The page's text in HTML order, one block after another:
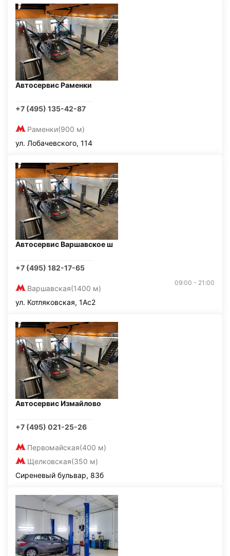
Автосервис Раменки
+7 (495) 135-42-87
Раменки(900 м)
ул. Лобачевского, 114
Автосервис Варшавское ш
+7 (495) 182-17-65
Варшавская(1400 м)
09:00 - 21:00
ул. Котляковская, 1Ас2
Автосервис Измайлово
+7 (495) 021-25-26
Первомайская(400 м)
Щелковская(350 м)
Сиреневый бульвар, 83б